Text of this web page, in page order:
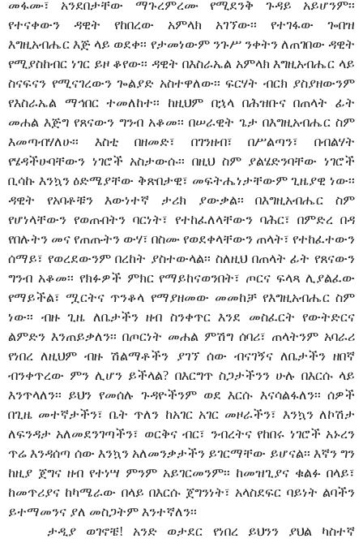
መፋሙ፣ አንደበታቸው ማጉረምረሙ የሚደንቅ ጉዳይ አይሆንም፡፡
የተናቀውን ዳዊት የከበረው አምላክ አገኘው፡፡ የተገፋው ጐበዝ
እግዚአብሔር እጅ ላይ ወደቀ፡፡ የታመነውም ንጉሥ ንቀትን ለጠገበው ዳዊት
የሚያስከብር ነገር ይዞ ቆየው፡፡ ዳዊት በእስራኤል አምላክ እግዚአብሔር ላይ
ስናፍናን የሚናገረውን ጐልያድ አስተዋለው፡፡ ፍርሃት ብርክ ያስያዘውንም
የእስራኤል ማኅበር ተመለከተ፡፡ ከዚህም በኋላ በሕዝቡና በጠላት ፊት
መሐል እጅግ የጸናውን ግንብ አቆመ፡፡ በሠራዊት ጌታ በእግዚአብሔር ስም
እመጣብሃለሁ፡፡ እስቲ በዘመድ፣ በገንዘብ፣ በሥልጣን፣ በብልሃት
የሄዳችሁባቸውን ነገሮች አስታውሱ፡፡ በዚህ ስም ያልሄድንባቸው ነገሮች
ቢሳኩ እንኳን ዕድሜያቸው ቅጽበታዊ፣ መፍትሔነታቸውም ጊዜያዊ ነው፡፡
ዳዊት የአባቶቹን እውነተኛ ታሪክ ያውቃል፡፡ በእግዚአብሔር ስም
የሆነላቸውን የወጡበትን ባርነት፣ የተከፈለላቸውን ባሕር፣ በምድረ በዳ
የበሉትን መና የጠጡትን ውሃ፣ በስሙ የወደቀላቸውን ጠላት፣ የተከፈተውን
ሰማይ፣ የወረደውንም በረከት ያስተውላል፡፡ ስለዚህ በጠላት ፊት የጸናውን
ግንብ አቆመ፡፡ የክፉዎች ምክር የማይከናወንበት፣ ጦርና ፍላጻ ሊያልፈው
የማይችል፣ ሟርትና ጥንቆላ የማያዘመው መመከቻ የእግዚአብሔር ስም
ነው፡፡ ብዙ ጊዜ ለቤታችን ዘብ ስንቀጥር እንደ መስፈርት የውትድርና
ልምድን እንጠይቃለን፡፡ በጦርነት መሐል ምሽግ ሰባሪ፣ ጠላትንም አባራሪ
የነበረ ለዚህም ብዙ ሽልማቶችን ያገኘ ሰው ብናገኝና ለቤታችን ዘበኛ
ብንቀጥረው ምን ሊሆን ይችላል? በእርግጥ ስጋታችንን ሁሉ በእርሱ ላይ
እንጥላለን፡፡ ይህን የመሰሉ ጉዳዮችንም ወደ እርሱ እናሳልፋለን፡፡ ሰዎች
በጊዜ መተኛታችን፣ ቤት ጥለን ከአገር አገር መዞራችን፣ እንኳን ለኮሽታ
ለፍንዳታ አለመደንገጣችን፣ ወርቅና ብር፣ ንብረትና የከበሩ ነገሮች አኑረን
ጥሬ እንዳሰጣ ሰው እንኳን አለመንቃታችን ይገርማቸው ይሆናል፡፡ እኛን ግን
ከዚያ ጀግና ዘብ የተነሣ ምንም አይገርመንም፡፡ ከመዝጊያና ቁልፉ በላይ፣
ከመጥሪያና ከካሜራው በላይ በእርሱ ጀግንነት፣ አላስደፍር ባይነት ልባችን
ይተማመንና ያለ መስጋትም እንተኛለን፡፡
ታዲያ ወገኖቼ! አንድ ወታደር የነበረ ይህንን ያህል ካስተኛ